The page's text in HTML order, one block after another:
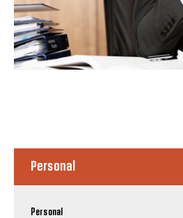
Personal
Personal